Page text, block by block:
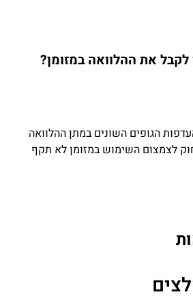
לקבל את ההלוואה במזומן?
הגופים השונים במתן ההלוואה
לצמצום השימוש במזומן לא תקף